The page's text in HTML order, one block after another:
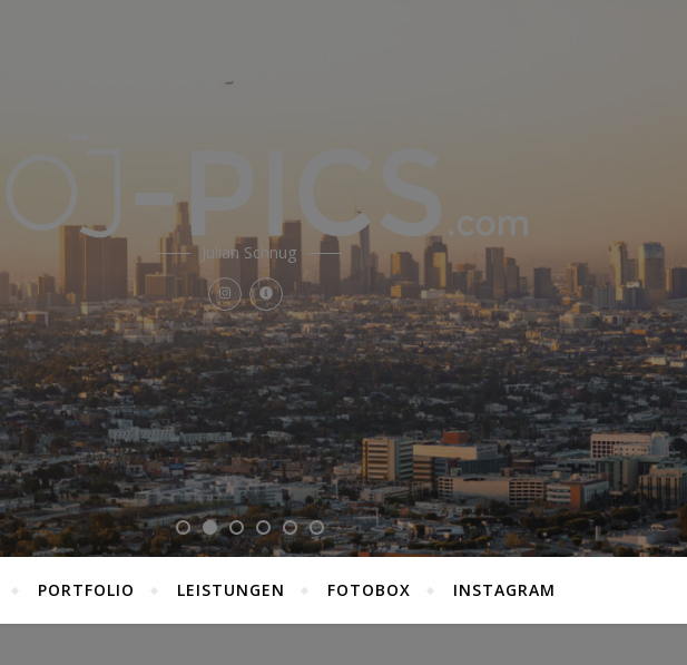
Julian Schnug
PORTFOLIO LEISTUNGEN FOTOBOX INSTAGRAM